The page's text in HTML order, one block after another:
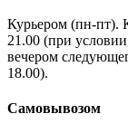
Курьером (пн-пт).
21.00 (при
вечером
18.00).
Самовывозом